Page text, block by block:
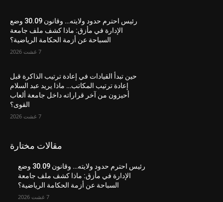
رئيس احترم حدود ولايته… وقانون 30.09 وضع
الإدارة في مأزق: ماذا كشف ملف جامعة
السباحة عن أزمة الحكامة الرياضية؟
7 غشت 2026
حين تبدأ القيادات في إعادة ترتيب الذاكرة قبل
إعادة ترتيب المكاتب… ماذا يريد عبد السلام
أحيزون من آخر قراراته داخل جامعة ألعاب
القوى؟
7 غشت 2026
مقالات مختارة
رئيس احترم حدود ولايته… وقانون 30.09 وضع
الإدارة في مأزق: ماذا كشف ملف جامعة
السباحة عن أزمة الحكامة الرياضية؟
7 غشت 2026